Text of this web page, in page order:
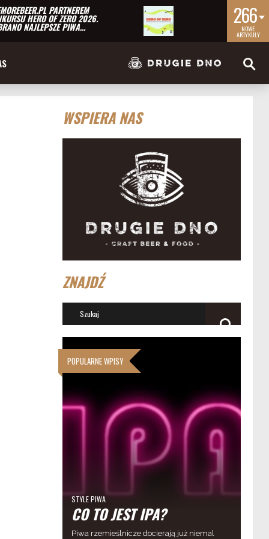
PARTNEREM
HERO OF ZERO 2026.
NAJLEPSZE PIWA… 266
NOWE
ARTYKUŁY
WSPIERA NAS
ZNAJDŹ
POPULARNE WPISY
STYLE PIWA
CO TO JEST IPA?
Piwa rzemieślnicze docierają już niemal